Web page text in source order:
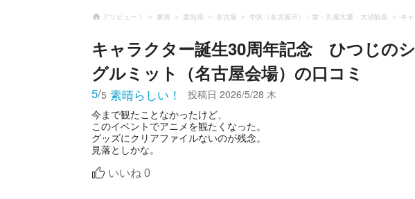
アソビュー！ 東海 愛知県 名古屋 中区（名古屋市）・栄・久屋大通・大須観音 キ
キャラクター誕生30周年記念 ひつじの
グルミット（名古屋会場） の口コミ
5/5 素晴らしい！ 投稿日 2026/5/28 木
今まで観たことなかったけど、
このイベントでアニメを観たくなった。
グッズにクリアファイルないのが残念。
見落としかな。
いいね 0